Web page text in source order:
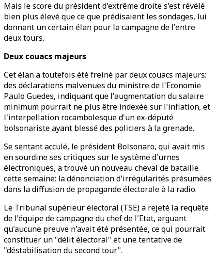
Mais le score du président d'extrême droite s'est révélé
bien plus élevé que ce que prédisaient les sondages, lui
donnant un certain élan pour la campagne de l'entre
deux tours.
Deux couacs majeurs
Cet élan a toutefois été freiné par deux couacs majeurs:
des déclarations malvenues du ministre de l'Economie
Paulo Guedes, indiquant que l'augmentation du salaire
minimum pourrait ne plus être indexée sur l'inflation, et
l'interpellation rocambolesque d'un ex-député
bolsonariste ayant blessé des policiers à la grenade.
Se sentant acculé, le président Bolsonaro, qui avait mis
en sourdine ses critiques sur le système d'urnes
électroniques, a trouvé un nouveau cheval de bataille
cette semaine: la dénonciation d'irrégularités présumées
dans la diffusion de propagande électorale à la radio.
Le Tribunal supérieur électoral (TSE) a rejeté la requête
de l'équipe de campagne du chef de l'Etat, arguant
qu'aucune preuve n'avait été présentée, ce qui pourrait
constituer un "délit électoral" et une tentative de
"déstabilisation du second tour".